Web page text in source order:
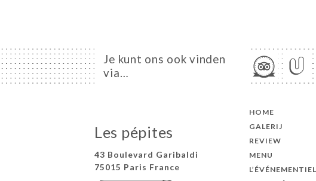
Je kunt ons ook vinden
via…
Les pépites
43 Boulevard Garibaldi
75015 Paris France
HOME
GALERIJ
REVIEW
MENU
L’ÉVÉNEMENTIEL